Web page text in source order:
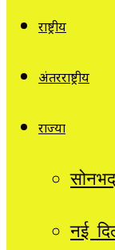
राष्ट्रीय
अंतरराष्ट्रीय
राज्यों
नई